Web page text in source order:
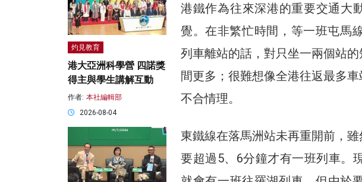
港鐵作為往來深港的重要交通大
覺。在非繁忙時間，等一班屯馬
列車離站的話，對只坐一兩個站
間更多；很難想像全港往返最多
不合情理。
東鐵線在落馬洲站未再重開前，
要超過5、6分鐘才有一班列車。
灼見教育
港大亞洲科學營 四諾獎
得主與學生講解互動
作者: 本社編輯部
2026-08-04